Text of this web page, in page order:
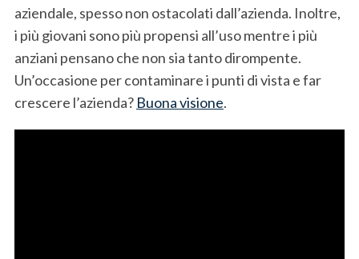
aziendale, spesso non ostacolati dall’azienda. Inoltre,
i più giovani sono più propensi all’uso mentre i più
anziani pensano che non sia tanto dirompente.
Un’occasione per contaminare i punti di vista e far
crescere l’azienda? Buona visione.